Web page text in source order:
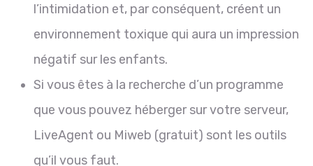
l’intimidation et, par conséquent, créent un
environnement toxique qui aura un impression
négatif sur les enfants.
Si vous êtes à la recherche d’un programme
que vous pouvez héberger sur votre serveur,
LiveAgent ou Miweb (gratuit) sont les outils
qu’il vous faut.